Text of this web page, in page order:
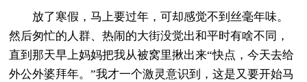
放了寒假，马上要过年，可却感觉不到丝毫年味。
然后匆忙的人群、热闹的大街没觉出和平时有啥不同，
直到那天早上妈妈把我从被窝里揪出来“快点，今天去给
外公外婆拜年。”我才一个激灵意识到，这是又要开始马